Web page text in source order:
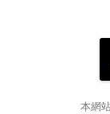
本網